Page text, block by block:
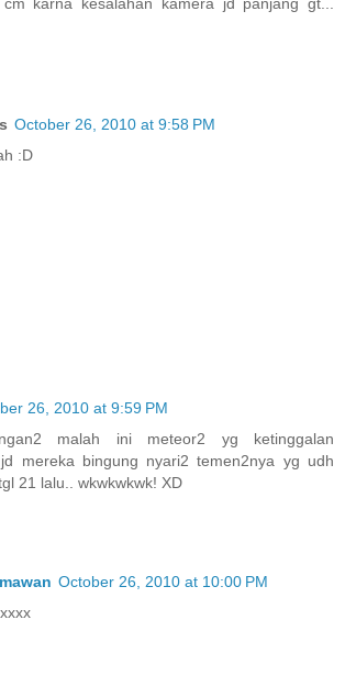
October 26, 2010 at 9:58 PM
:D
26, 2010 at 9:59 PM
malah ini meteor2 yg ketinggalan
mereka bingung nyari2 temen2nya yg udh
21 lalu.. wkwkwkwk! XD
October 26, 2010 at 10:00 PM